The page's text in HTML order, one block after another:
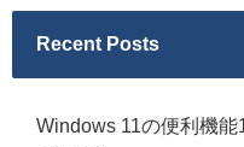
Recent Posts
Windows 11の便利機